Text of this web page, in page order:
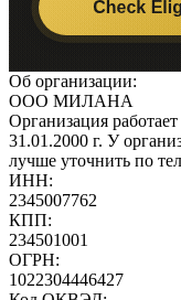
Об организации:
ООО МИЛАНА
Организация
31.01.2000 г. У
лучше уточнить по
ИНН:
2345007762
КПП:
234501001
ОГРН:
1022304446427